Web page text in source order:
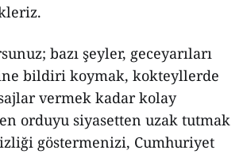
bazı şeyler, geceyarıları
bildiri koymak, kokteyllerde
vermek kadar kolay
orduyu siyasetten uzak tutmak
göstermenizi, Cumhuriyet